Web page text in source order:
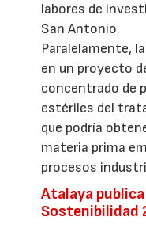
labores de
San Antonio.
Paralelamente,
en un proyecto
concentrado de
estériles del
que podría
materia prima
procesos
Atalaya
Sostenibilidad